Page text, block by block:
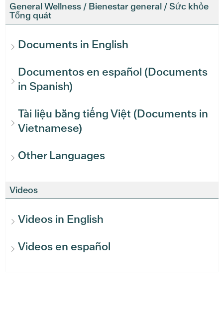
General Wellness / Bienestar general / Sức khỏe
Tổng quát
Documents in English
Documentos en español (Documents
in Spanish)
Tài liệu bằng tiếng Việt (Documents in
Vietnamese)
Other Languages
Videos
Videos in English
Videos en español